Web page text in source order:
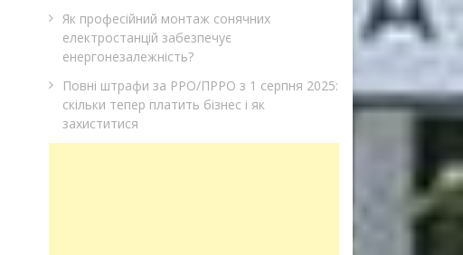
Як професійний монтаж сонячних
електростанцій забезпечує
енергонезалежність?
Повні штрафи за РРО/ПРРО з 1 серпня 2025:
скільки тепер платить бізнес і як
захиститися